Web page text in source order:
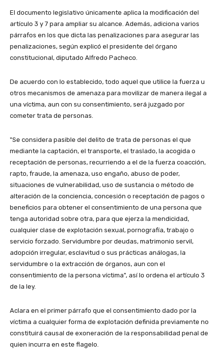
El documento legislativo únicamente aplica la modificación del
artículo 3 y 7 para ampliar su alcance. Además, adiciona varios
párrafos en los que dicta las penalizaciones para asegurar las
penalizaciones, según explicó el presidente del órgano
constitucional, diputado Alfredo Pacheco.
De acuerdo con lo establecido, todo aquel que utilice la fuerza u
otros mecanismos de amenaza para movilizar de manera ilegal a
una víctima, aun con su consentimiento, será juzgado por
cometer trata de personas.
"Se considera pasible del delito de trata de personas el que
mediante la captación, el transporte, el traslado, la acogida o
receptación de personas, recurriendo a el de la fuerza coacción,
rapto, fraude, la amenaza, uso engaño, abuso de poder,
situaciones de vulnerabilidad, uso de sustancia o método de
alteración de la conciencia, concesión o receptación de pagos o
beneficios para obtener el consentimiento de una persona que
tenga autoridad sobre otra, para que ejerza la mendicidad,
cualquier clase de explotación sexual, pornografía, trabajo o
servicio forzado. Servidumbre por deudas, matrimonio servil,
adopción irregular, esclavitud o sus prácticas análogas, la
servidumbre o la extracción de órganos, aun con el
consentimiento de la persona víctima", así lo ordena el artículo 3
de la ley.
Aclara en el primer párrafo que el consentimiento dado por la
víctima a cualquier forma de explotación definida previamente no
constituirá causal de exoneración de la responsabilidad penal de
quien incurra en este flagelo.